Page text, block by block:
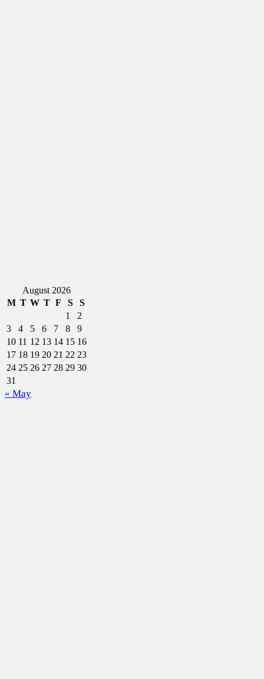
August 2026
M T W T F S
S
1
2
3
4 5 6 7 8
9
10 11 12 13 14 15 16
17 18 19 20 21 22 23
24 25 26 27 28 29 30
31
« May